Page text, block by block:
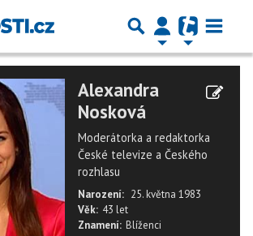
Alexandra
Nosková
Moderátorka a redaktorka
České televize a Českého
rozhlasu
Narození: 25. května 1983
Věk: 43 let
Znamení: Blíženci